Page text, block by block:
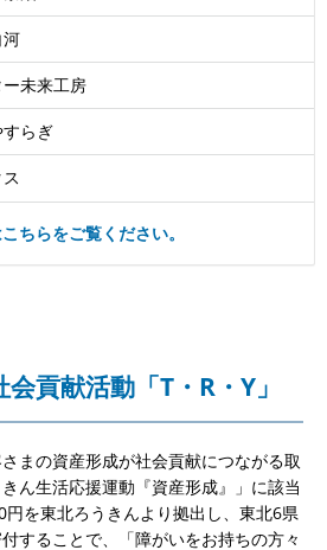
河
未来工房
らぎ
ちらをご覧ください。
貢献活動「T・R・Y」
まの資産形成が社会貢献につながる取
ん生活応援運動『資産形成』」に該当
を東北ろうきんより拠出し、東北6県
することで、「障がいをお持ちの方々